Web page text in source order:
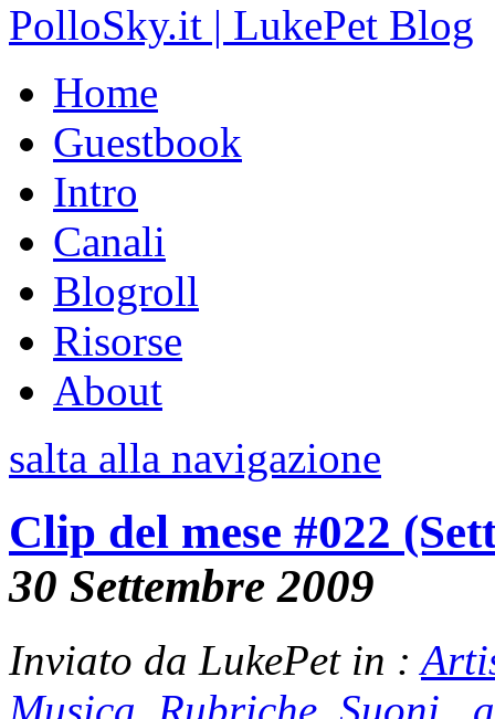
PolloSky.it | LukePet Blog
Home
Guestbook
Intro
Canali
Blogroll
Risorse
About
salta alla navigazione
Clip del mese #022
30 Settembre 2009
Inviato da LukePet in :
Musica, Rubriche, Suoni ,